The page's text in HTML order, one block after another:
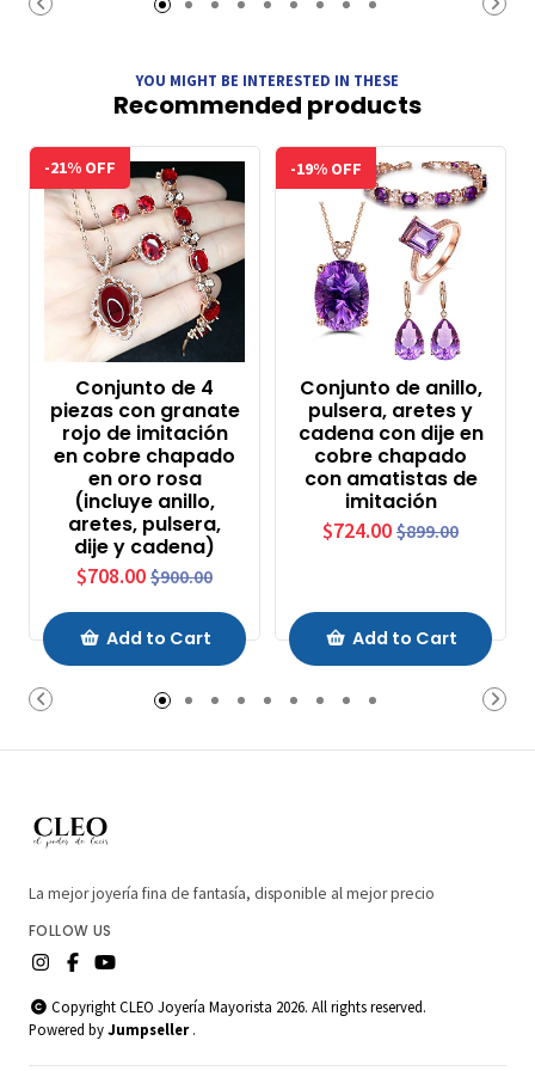
YOU MIGHT BE INTERESTED IN THESE
Recommended products
-21% OFF
Conjunto de 4
piezas con granate
rojo de imitación
en cobre chapado
en oro rosa
(incluye anillo,
aretes, pulsera,
dije y cadena)
$708.00 $900.00
Add to Cart
-19% OFF
Conjunto de anillo,
pulsera, aretes y
cadena con dije en
cobre chapado
con amatistas de
imitación
$724.00 $899.00
Add to Cart
La mejor joyería fina de fantasía, disponible al mejor precio
FOLLOW US
Copyright CLEO Joyería Mayorista 2026. All rights reserved.
Powered byJumpseller .